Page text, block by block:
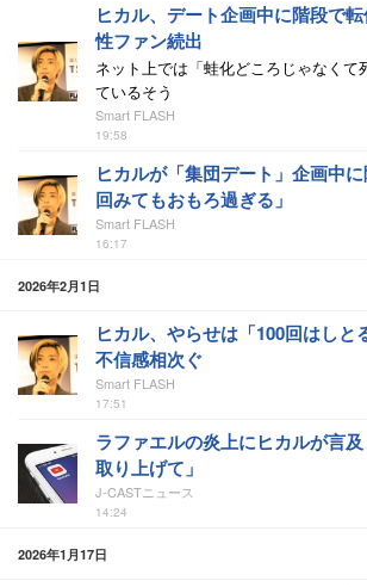
ヒカル、デート企画中に階段で
性ファン続出
ネット上では「蛙化どころじゃなくて
ているそう
Smart FLASH
19:58
ヒカルが「集団デート」企画中
回みてもおもろ過ぎる」
Smart FLASH
16:17
2026年2月1日
ヒカル、やらせは「100回はしと
不信感相次ぐ
Smart FLASH
17:51
ラファエルの炎上にヒカルが言
取り上げて」
J-CASTニュース
14:24
2026年1月17日